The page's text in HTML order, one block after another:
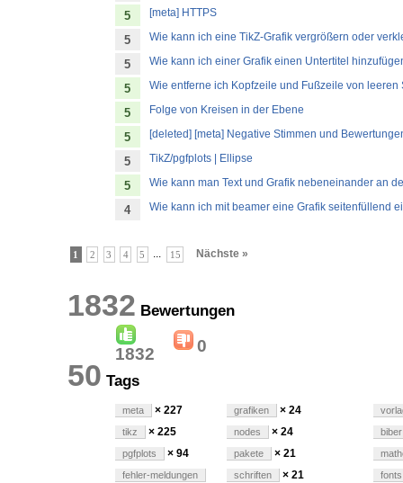
5 [meta] HTTPS
5 Wie kann ich eine TikZ-Grafik vergrößern oder
5 Wie kann ich einer Grafik einen Untertitel
5 Wie entferne ich Kopfzeile und Fußzeile von leeren
5 Folge von Kreisen in der Ebene
5 [deleted] [meta] Negative Stimmen und
5 TikZ/pgfplots | Ellipse
5 Wie kann man Text und Grafik nebeneinander an
4 Wie kann ich mit beamer eine Grafik seitenfüllend
1 2 3 4 5 ... 15 Nächste »
1832 Bewertungen
1832 0
50 Tags
meta × 227
tikz × 225
pgfplots × 94
fehler-meldungen
grafiken × 24
nodes × 24
pakete × 21
schriften × 21
biber
fonts